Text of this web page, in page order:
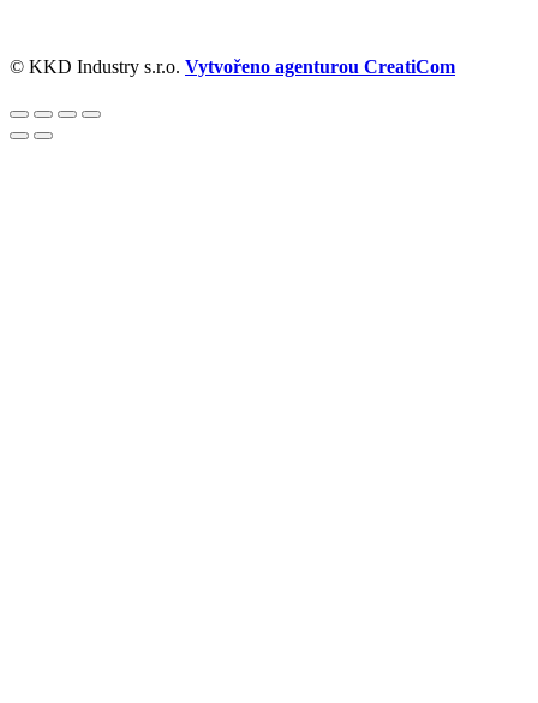
© KKD Industry s.r.o. Vytvořeno agenturou CreatiCom